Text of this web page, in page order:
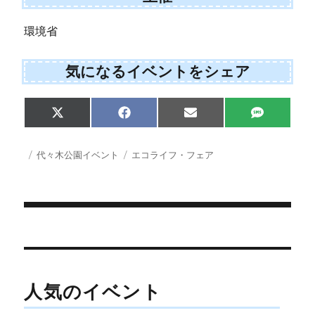
環境省
気になるイベントをシェア
Share
on
X
(
w
i
r
Share
on
F
a
e
b
Share
on
E
m
i
l
Share
on
S
M
投 カ
代々木公園イベント
タ
エコライフ・フェア
稿
ビ
人気のイベント